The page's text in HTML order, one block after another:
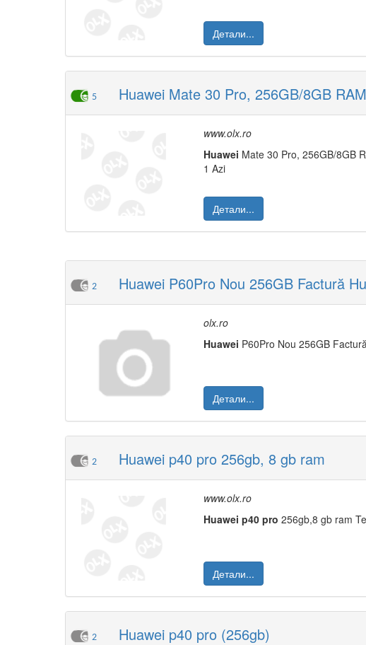
Детали...
5 Huawei Mate 30 Pro, 256GB/8GB
www.olx.ro
Huawei Mate 30 Pro, 256GB/8GB
1 Azi
Детали...
2 Huawei P60Pro Nou 256GB Factură
olx.ro
Huawei P60Pro Nou 256GB
Детали...
2 Huawei p40 pro 256gb, 8 gb ram
www.olx.ro
Huawei p40 pro 256gb,8 gb ram
Детали...
2 Huawei p40 pro (256gb)